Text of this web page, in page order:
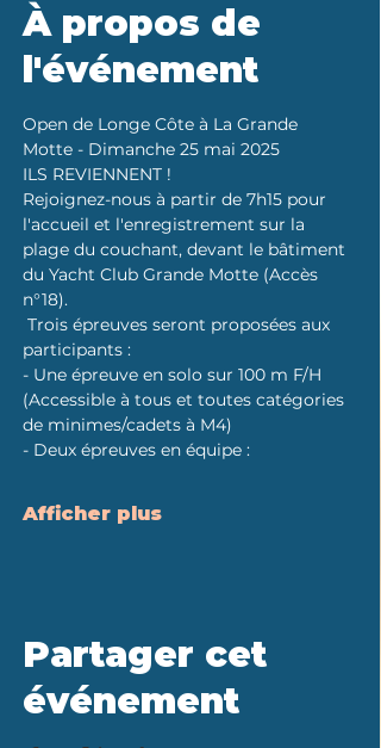
À propos de
l'événement
Open de Longe Côte à La Grande
Motte - Dimanche 25 mai 2025
ILS REVIENNENT !
Rejoignez-nous à partir de 7h15 pour
l'accueil et l'enregistrement sur la
plage du couchant, devant le bâtiment
du Yacht Club Grande Motte (Accès
n°18).
Trois épreuves seront proposées aux
participants :
- Une épreuve en solo sur 100 m F/H
(Accessible à tous et toutes catégories
de minimes/cadets à M4)
- Deux épreuves en équipe :
Afficher plus
Partager cet
événement